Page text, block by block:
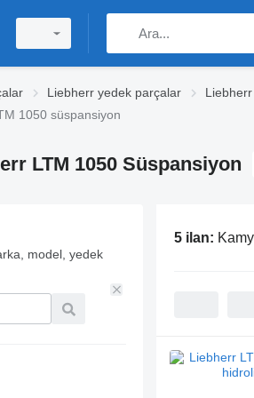
Liebherr yedek parçalar
1050 süspansiyon
LTM 1050 Süspansiyon
model, yedek
5 ilan: